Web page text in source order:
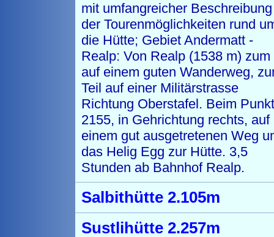
mit umfangreicher Beschreibung
der Tourenmöglichkeiten rund
die Hütte; Gebiet Andermatt -
Realp: Von Realp (1538 m) zum
auf einem guten Wanderweg,
Teil auf einer Militärstrasse
Richtung Oberstafel. Beim Punkt
2155, in Gehrichtung rechts, auf
einem gut ausgetretenen Weg
das Helig Egg zur Hütte. 3,5
Stunden ab Bahnhof Realp.
Salbithütte 2.105m
Sustlihütte 2.257m